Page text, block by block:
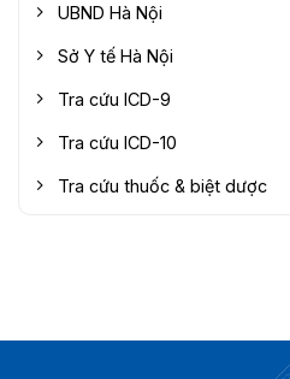
UBND Hà Nội
Sở Y tế Hà Nội
Tra cứu ICD-9
Tra cứu ICD-10
Tra cứu thuốc & biệt dược